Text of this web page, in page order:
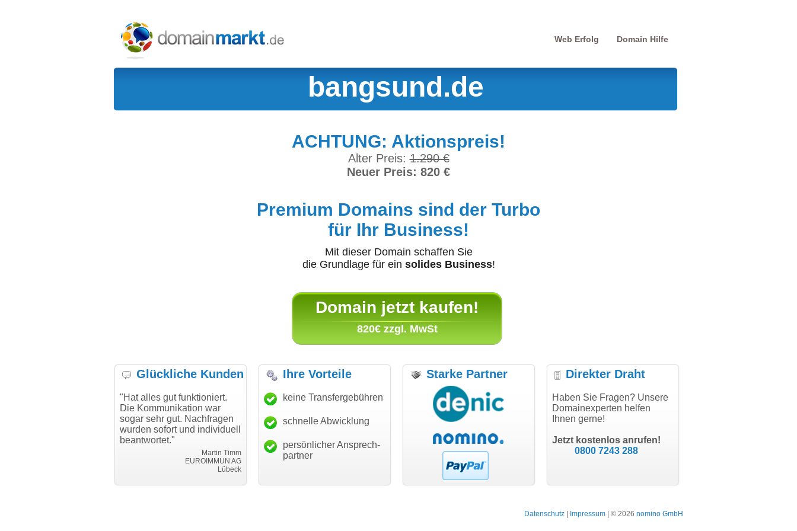
Web Erfolg Domain Hilfe
bangsund.de
ACHTUNG: Aktionspreis!
Alter Preis:1.290 €
Neuer Preis: 820 €
Premium Domains sind der Turbo
für Ihr Business!
Mit dieser Domain schaffen Sie
die Grundlage für ein solides Business!
Domain jetzt kaufen!
820€ zzgl. MwSt
Glückliche Kunden
"Hat alles gut funktioniert.
Die Kommunikation war
sogar sehr gut. Nachfragen
wurden sofort und individuell
beantwortet."
Martin Timm
EUROIMMUN AG
Lübeck
"Danke für den schnellen
Transfer und guten Service!"
Thomas Schäfer
i can eckert communication GmbH
"Ich bin dankbar, meine
Wunschdomain gefunden zu
haben. Die Domain passt für
hundertprozentig."
Janina Köck
Leben im Einklang
leben-im-einklang.de
"Super Abwicklung, vielen
modern software GbR
Landau an der Isar
"Vielen Dank für den
Ihre Vorteile
keine Transfergebühren
schnelle Abwicklung
persönlicher Ansprech-
partner
Starke Partner Direkter Draht
Haben Sie Fragen? Unsere
Domainexperten helfen
Ihnen gerne!
Jetzt kostenlos anrufen!
0800 7243 288
Datenschutz Impressum | © 2026 nomino GmbH